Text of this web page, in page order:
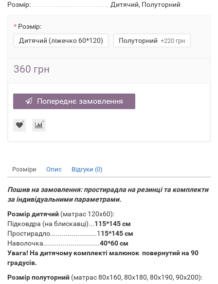
Розмір:
Дитячий, Полуторний
Розмір:
Дитячий (ліжечко 60*120)
Полуторний +220 грн
360 грн
Попереднє замовлення
Розміри Опис Відгуки (0)
Пошив на замовлення: простирадла на резинці та комплекти
за індивідуальними параметрами.
Розмір дитячий (матрас 120х60):
Підковдра (на блискавці)...115*145 см
Простирадло........................1 15*145 см
Наволочка.............................40*60 см
Увага! На дитячому комплекті малюнок повернутий на 90
градусів.
Розмір полуторний (матрас80х160, 80х180, 80х190, 90х200):